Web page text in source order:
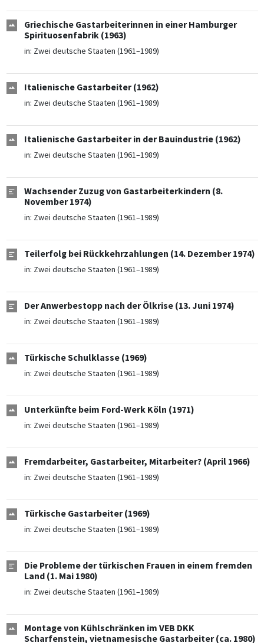
Griechische Gastarbeiterinnen in einer Hamburger
Spirituosenfabrik (1963)
in: Zwei deutsche Staaten (1961–1989)
Italienische Gastarbeiter (1962)
in: Zwei deutsche Staaten (1961–1989)
Italienische Gastarbeiter in der Bauindustrie (1962)
in: Zwei deutsche Staaten (1961–1989)
Wachsender Zuzug von Gastarbeiterkindern (8.
November 1974)
in: Zwei deutsche Staaten (1961–1989)
Teilerfolg bei Rückkehrzahlungen (14. Dezember 1974)
in: Zwei deutsche Staaten (1961–1989)
Der Anwerbestopp nach der Ölkrise (13. Juni 1974)
in: Zwei deutsche Staaten (1961–1989)
Türkische Schulklasse (1969)
in: Zwei deutsche Staaten (1961–1989)
Unterkünfte beim Ford-Werk Köln (1971)
in: Zwei deutsche Staaten (1961–1989)
Fremdarbeiter, Gastarbeiter, Mitarbeiter? (April 1966)
in: Zwei deutsche Staaten (1961–1989)
Türkische Gastarbeiter (1969)
in: Zwei deutsche Staaten (1961–1989)
Die Probleme der türkischen Frauen in einem fremden
Land (1. Mai 1980)
in: Zwei deutsche Staaten (1961–1989)
Montage von Kühlschränken im VEB DKK
Scharfenstein, vietnamesische Gastarbeiter (ca. 1980)